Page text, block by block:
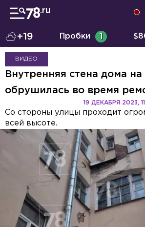
+19 Пробки 1 $
ВИДЕО
Внутренняя стена дома
обрушилась во время
19 ДЕКАБРЯ 2023,
Со стороны улицы проходит
всей высоте.